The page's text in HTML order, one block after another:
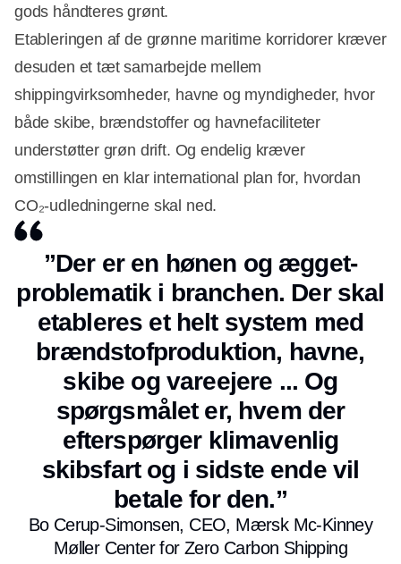
gods håndteres grønt.
Etableringen af de grønne maritime korridorer kræver
desuden et tæt samarbejde mellem
shippingvirksomheder, havne og myndigheder, hvor
både skibe, brændstoffer og havnefaciliteter
understøtter grøn drift. Og endelig kræver
omstillingen en klar international plan for, hvordan
CO₂-udledningerne skal ned.
”Der er en hønen og ægget-
problematik i branchen. Der skal
etableres et helt system med
brændstofproduktion, havne,
skibe og vareejere ... Og
spørgsmålet er, hvem der
efterspørger klimavenlig
skibsfart og i sidste ende vil
betale for den.”
Bo Cerup-Simonsen, CEO, Mærsk Mc-Kinney
Møller Center for Zero Carbon Shipping